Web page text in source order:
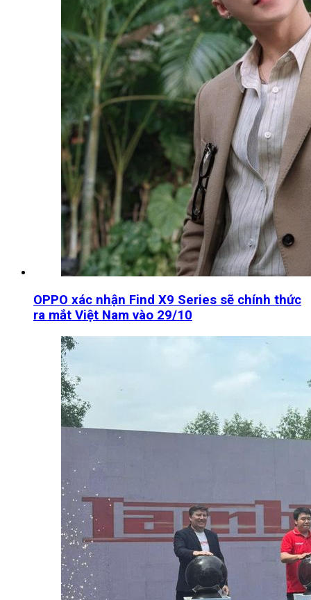
OPPO xác nhận Find X9 Series sẽ chính thức
ra mắt Việt Nam vào 29/10